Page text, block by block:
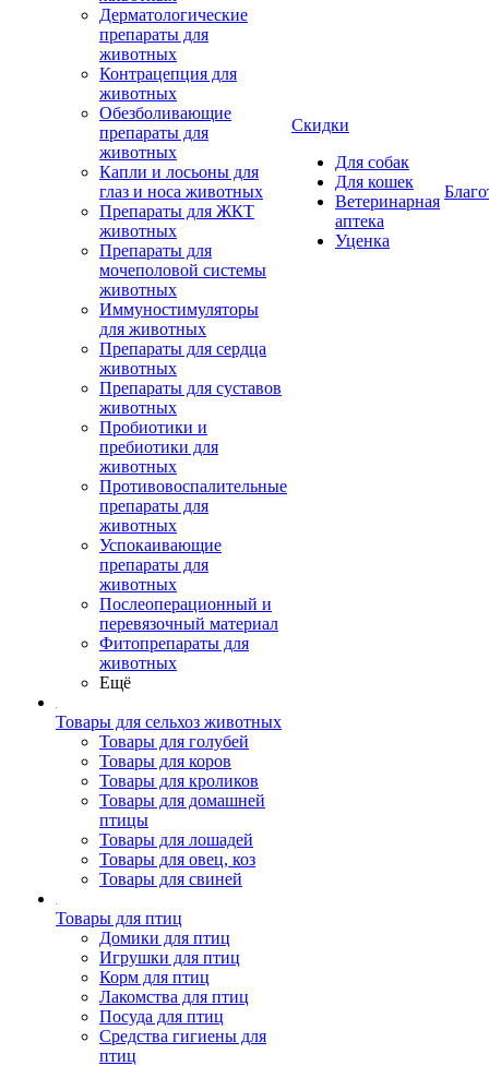
Дерматологические
препараты для
животных
Контрацепция для
животных
Обезболивающие
препараты для
животных
Капли и лосьоны для
глаз и носа животных
Препараты для ЖКТ
животных
Препараты для
мочеполовой системы
животных
Иммуностимуляторы
для животных
Препараты для сердца
животных
Препараты для суставов
животных
Пробиотики и
пребиотики для
животных
Противовоспалительные
препараты для
животных
Успокаивающие
препараты для
животных
Послеоперационный и
перевязочный материал
Фитопрепараты для
животных
Ещё
Товары для сельхоз животных
Товары для голубей
Товары для коров
Товары для кроликов
Товары для домашней
птицы
Товары для лошадей
Товары для овец, коз
Товары для свиней
Товары для птиц
Домики для птиц
Игрушки для птиц
Корм для птиц
Лакомства для птиц
Посуда для птиц
Средства гигиены для
птиц
Скидки
Для собак
Для кошек
Ветеринарная
аптека
Уценка